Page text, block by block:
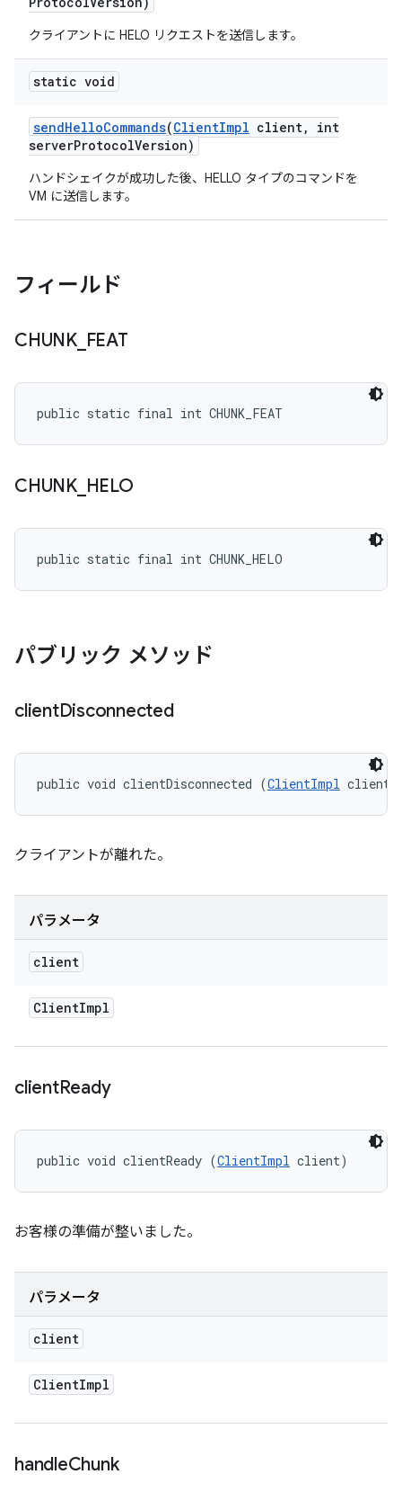
クライアントに HELO リクエストを送信します。
static void
sendHelloCommands(ClientImpl client,
int
serverProtocolVersion)
ハンドシェイクが成功した後、HELLO タイプのコマンドを
VM に送信します。
フィールド
CHUNK_ FEAT
public static final int CHUNK_FEAT
CHUNK_ HELO
public static final int CHUNK_HELO
パブリック メソッド
clientDisconnected
public void clientDisconnected (ClientImpl client)
クライアントが離れた。
パラメータ
client
ClientImpl
clientReady
public void clientReady (ClientImpl client)
お客様の準備が整いました。
パラメータ
client
ClientImpl
handleChunk